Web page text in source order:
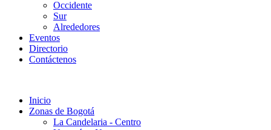
Occidente
Sur
Alrededores
Eventos
Directorio
Contáctenos
Inicio
Zonas de Bogotá
La Candelaria - Centro